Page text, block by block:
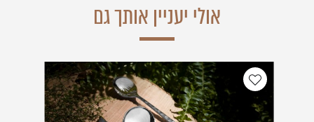
אולי יעניין אותך גם